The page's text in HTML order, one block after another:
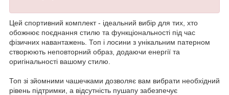
Цей спортивний комплект - ідеальний вибір для тих, хто
обожнює поєднання стилю та функціональності під час
фізичних навантажень. Топ і лосини з унікальним патерном
створюють неповторний образ, додаючи енергії та
оригінальності вашому стилю.
Топ зі зйомними чашечками дозволяє вам вибрати необхідний
рівень підтримки, а відсутність пушапу забезпечує